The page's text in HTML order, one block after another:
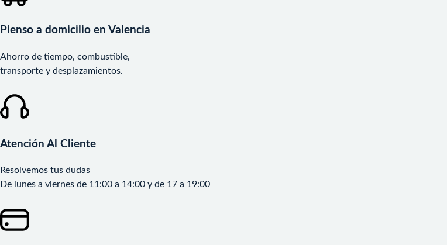
Pienso a domicilio en Valencia
Ahorro de tiempo, combustible,
transporte y desplazamientos.
Atención Al Cliente
Resolvemos tus dudas
De lunes a viernes de 11:00 a 14:00 y de 17 a 19:00